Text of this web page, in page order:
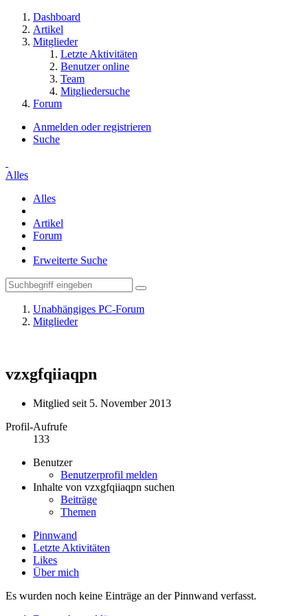
Dashboard
Artikel
Mitglieder
Letzte Aktivitäten
Benutzer online
Team
Mitgliedersuche
Forum
Anmelden oder registrieren
Suche
Alles
Alles
Artikel
Forum
Erweiterte Suche
Unabhängiges PC-Forum
Mitglieder
vzxgfqiiaqpn
Mitglied seit 5. November 2013
Profil-Aufrufe
133
Benutzer
Benutzerprofil melden
Inhalte von vzxgfqiiaqpn suchen
Beiträge
Themen
Pinnwand
Letzte Aktivitäten
Likes
Über mich
Es wurden noch keine Einträge an der Pinnwand verfasst.